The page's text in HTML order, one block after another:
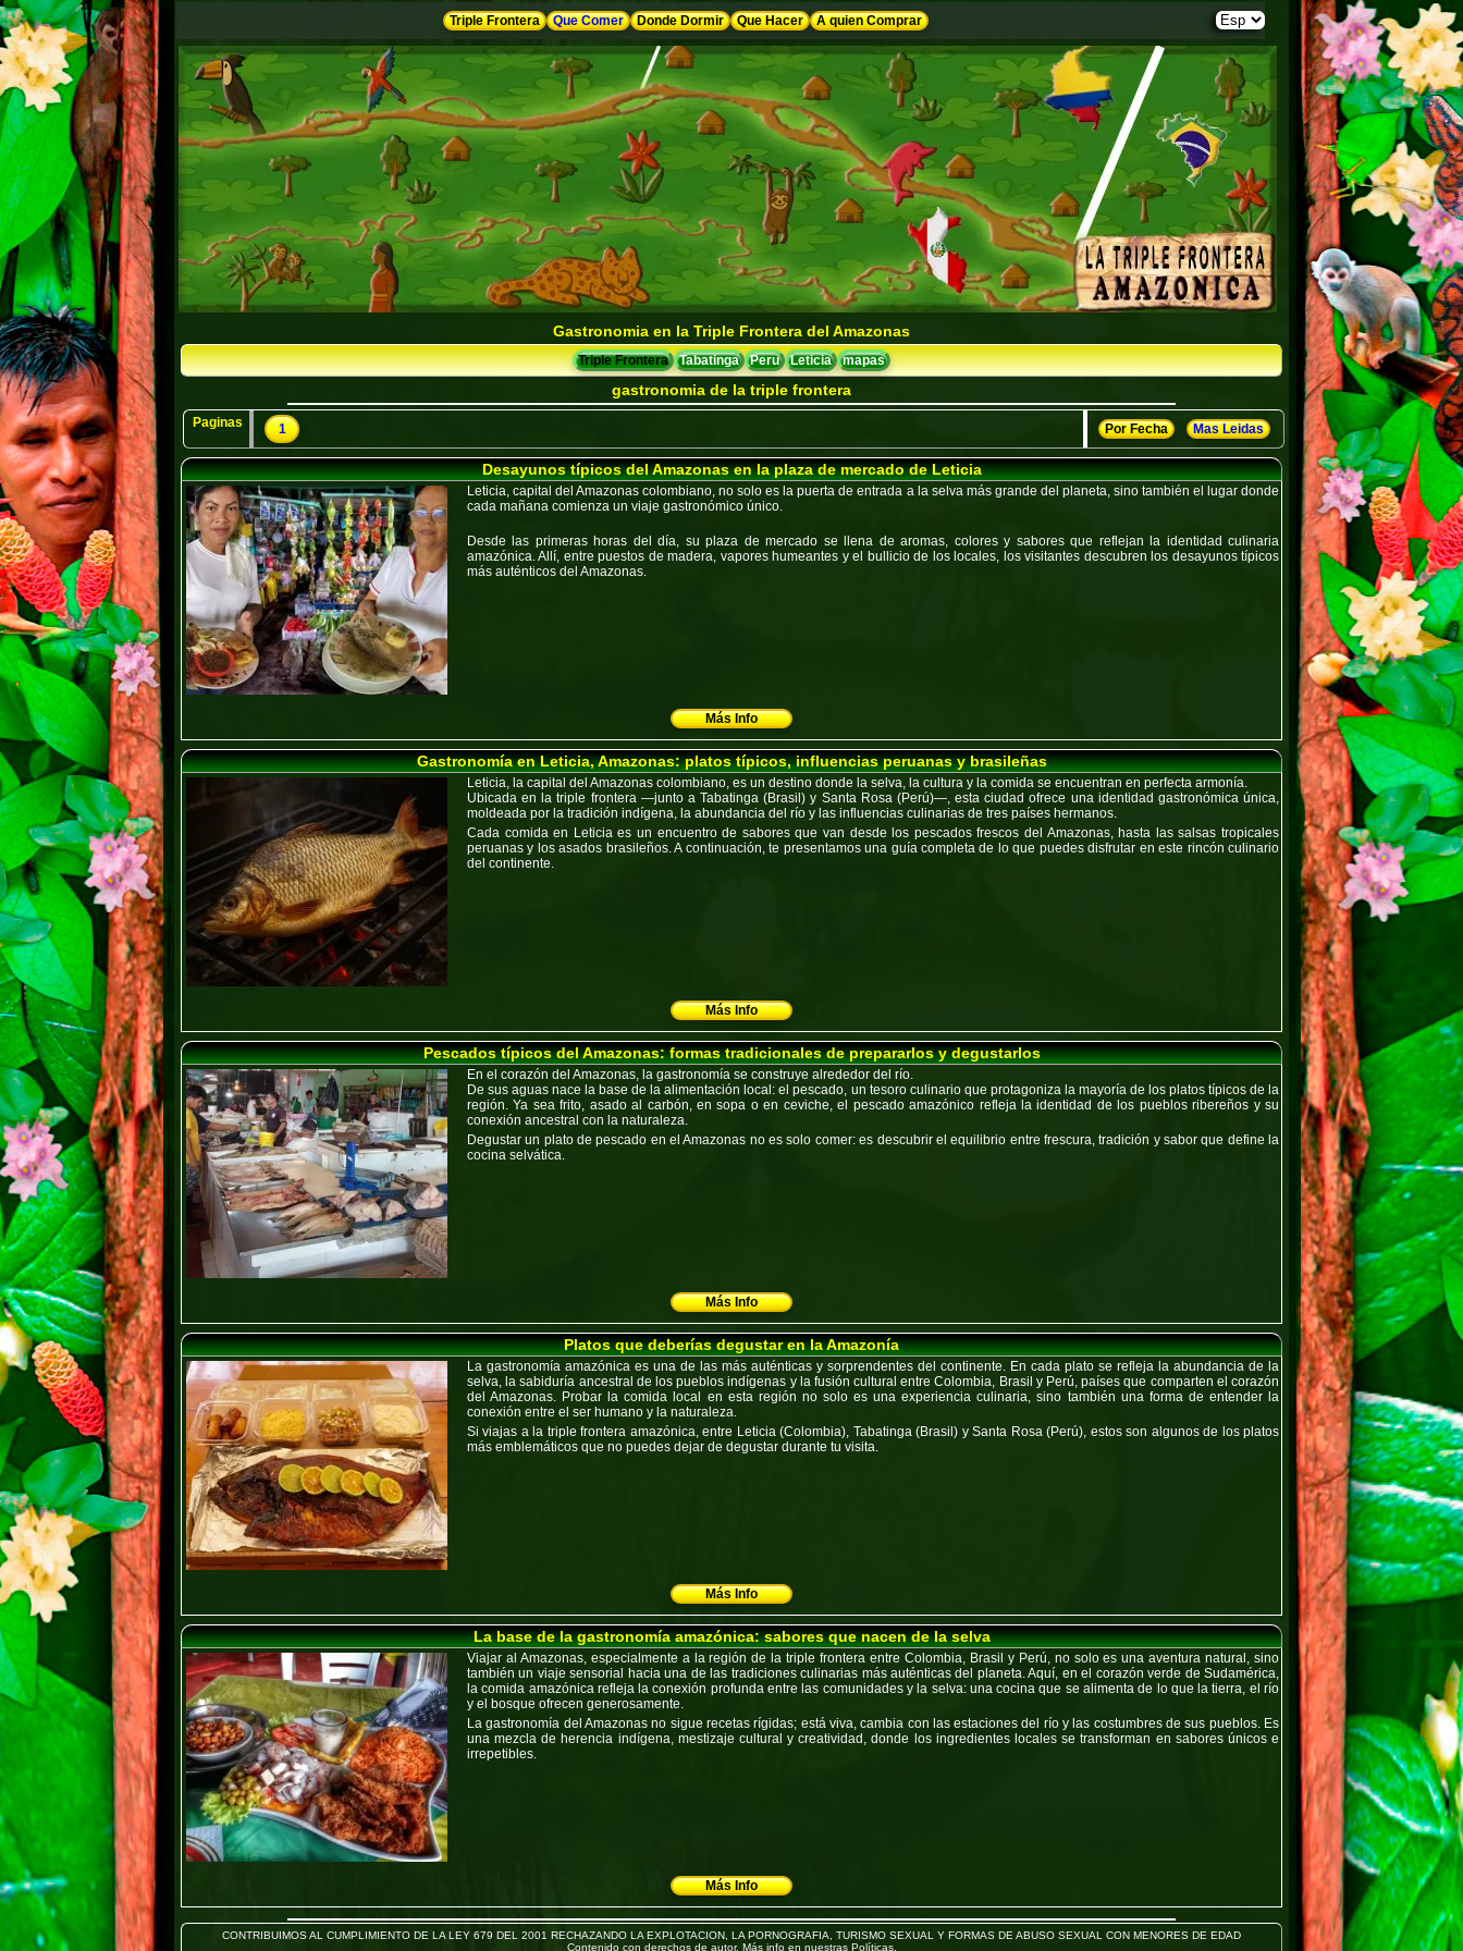
Triple Frontera Que Comer Donde Dormir Que Hacer A quien Comprar
Gastronomia en la Triple Frontera del Amazonas
Triple Frontera Tabatinga Peru Leticia mapas
gastronomia de la triple frontera
Paginas 1 Por Fecha Mas Leidas
Desayunos típicos del Amazonas en la plaza de mercado de Leticia
Leticia, capital del Amazonas colombiano, no solo es la puerta de entrada a la selva más grande del planeta, sino también el lugar donde
cada mañana comienza un viaje gastronómico único.
Desde las primeras horas del día, suplaza de mercado se llena de aromas, colores y sabores que reflejan la identidad culinaria
amazónica. Allí, entre puestos de madera, vapores humeantes y el bullicio de los locales, los visitantes descubren los desayunos típicos
más auténticos del Amazonas.
Más Info
Gastronomía en Leticia, Amazonas: platos típicos, influencias peruanas y brasileñas
Leticia, la capital del Amazonas colombiano, es un destino donde la selva, la cultura y la comida se encuentran en perfecta armonía.
Ubicada en latriple frontera—junto aTabatinga (Brasil) y Santa Rosa (Perú)—, esta ciudad ofrece una identidad gastronómica única,
moldeada por la tradición indígena, la abundancia del río y las influencias culinarias de tres países hermanos.
Cada comida en Leticia es un encuentro de sabores que van desde los pescados frescos del Amazonas, hasta lassalsas tropicales
peruanas y losasados brasileños. A continuación, te presentamos una guía completa de lo que puedes disfrutar en este rincón culinario
del continente.
Más Info
Pescados típicos del Amazonas: formas tradicionales de prepararlos y degustarlos
En el corazón del Amazonas, la gastronomía se construye alrededor del río.
De sus aguas nace la base de la alimentación local:el pescado, un tesoro culinario que protagoniza la mayoría de los platos típicos de la
región. Ya seafrito, asado al carbón, en sopa o en ceviche, el pescado amazónico refleja la identidad de los pueblos ribereños y su
conexión ancestral con la naturaleza.
Degustar un plato de pescado en el Amazonas no es solo comer: es descubrir el equilibrio entre frescura, tradición y sabor que define la
cocina selvática.
Más Info
Platos que deberías degustar en la Amazonía
La gastronomía amazónica es una de las más auténticas y sorprendentes del continente. En cada plato se refleja la abundancia de la
selva, la sabiduría ancestral de los pueblos indígenas y la fusión cultural entreColombia, Brasil y Perú, países que comparten el corazón
del Amazonas. Probar la comida local en esta región no solo es una experiencia culinaria, sino también una forma de entender la
conexión entre el ser humano y la naturaleza.
Si viajas a la triple frontera amazónica, entre Leticia (Colombia), Tabatinga (Brasil) ySanta Rosa (Perú), estos son algunos de losplatos
más emblemáticos que no puedes dejar de degustar durante tu visita.
Más Info
La base de la gastronomía amazónica: sabores que nacen de la selva
Viajar al Amazonas, especialmente a la región de latriple frontera entre Colombia, Brasil y Perú, no solo es una aventura natural, sino
también un viaje sensorial hacia una de las tradiciones culinarias más auténticas del planeta. Aquí, en el corazón verde de Sudamérica,
lacomida amazónicarefleja la conexión profunda entre las comunidades y la selva: una cocina que se alimenta de lo que la tierra, el río
y el bosque ofrecen generosamente.
Lagastronomía del Amazonasno sigue recetas rígidas; está viva, cambia con las estaciones del río y las costumbres de sus pueblos. Es
una mezcla de herencia indígena, mestizaje cultural y creatividad, donde los ingredientes locales se transforman en sabores únicos e
irrepetibles.
Más Info
CONTRIBUIMOS AL CUMPLIMIENTO DE LA LEY 679 DEL 2001 RECHAZANDO LA EXPLOTACION, LA PORNOGRAFIA, TURISMO SEXUAL Y FORMAS DE ABUSO SEXUAL CON MENORES DE EDAD
Contenido con derechos de autor. Más info en nuestras Políticas.